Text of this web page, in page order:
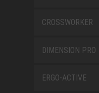
CROSSWORKER
DIMENSION PRO
ERGO-ACTIVE